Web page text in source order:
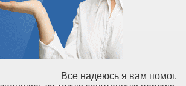
Все надеюсь я вам помог.